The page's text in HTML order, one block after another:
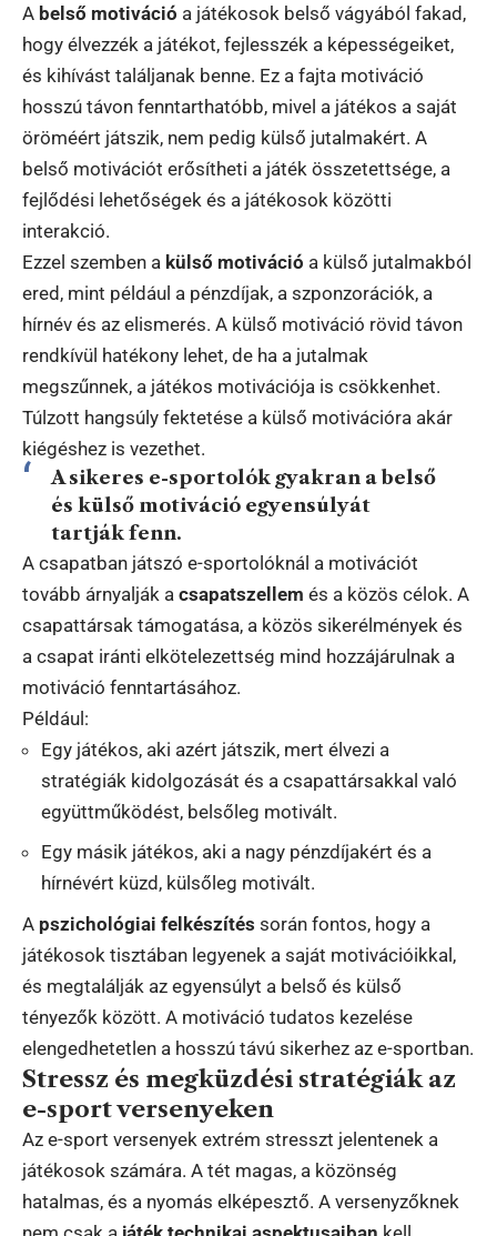
A belső motiváció a játékosok belső vágyából fakad,
hogy élvezzék a játékot, fejlesszék a képességeiket,
és kihívást találjanak benne. Ez a fajta motiváció
hosszú távon fenntarthatóbb, mivel a játékos a saját
öröméért játszik, nem pedig külső jutalmakért. A
belső motivációt erősítheti a játék összetettsége, a
fejlődési lehetőségek és a játékosok közötti
interakció.
Ezzel szemben a külső motiváció a külső jutalmakból
ered, mint például a pénzdíjak, a szponzorációk, a
hírnév és az elismerés. A külső motiváció rövid távon
rendkívül hatékony lehet, de ha a jutalmak
megszűnnek, a játékos motivációja is csökkenhet.
Túlzott hangsúly fektetése a külső motivációra akár
kiégéshez is vezethet.
A sikeres e-sportolók gyakran a belső
és külső motiváció egyensúlyát
tartják fenn.
A csapatban játszó e-sportolóknál a motivációt
tovább árnyalják a csapatszellem és a közös célok. A
csapattársak támogatása, a közös sikerélmények és
a csapat iránti elkötelezettség mind hozzájárulnak a
motiváció fenntartásához.
Például:
Egy játékos, aki azért játszik, mert élvezi a
stratégiák kidolgozását és a csapattársakkal való
együttműködést, belsőleg motivált.
Egy másik játékos, aki a nagy pénzdíjakért és a
hírnévért küzd, külsőleg motivált.
A pszichológiai felkészítés során fontos, hogy a
játékosok tisztában legyenek a saját motivációikkal,
és megtalálják az egyensúlyt a belső és külső
tényezők között. A motiváció tudatos kezelése
elengedhetetlen a hosszú távú sikerhez az e-sportban.
Stressz és megküzdési stratégiák az
e-sport versenyeken
Az e-sport versenyek extrém stresszt jelentenek a
játékosok számára. A tét magas, a közönség
hatalmas, és a nyomás elképesztő. A versenyzőknek